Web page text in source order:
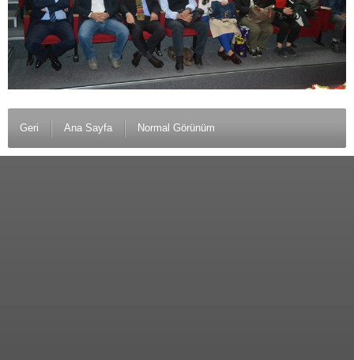
Geri Ana Sayfa Normal Görünüm